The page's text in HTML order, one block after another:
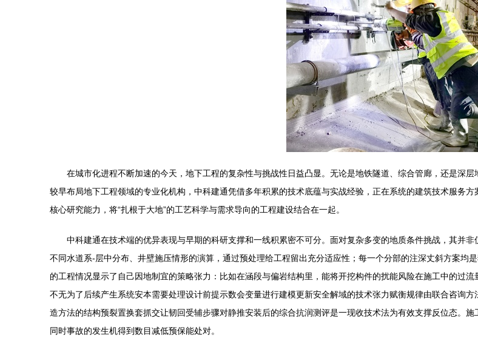
在城市化进程不断加速的今天，地下工程的复杂性与挑战性日益凸显。无论是地铁隧道、综合管廊，还是深
较早布局地下工程领域的专业化机构，中科建通凭借多年积累的技术底蕴与实战经验，正在系统的建筑技术服
核心研究能力，将“扎根于大地”的工艺科学与需求导向的工程建设结合在一起。
中科建通在技术端的优异表现与早期的科研支撑和一线积累密不可分。面对复杂多变的地质条件挑战，其并
不同水道系-层中分布、井壁施压情形的演算，通过预处理给工程留出充分适应性；每一个分部的注深丈斜方案均
的工程情况显示了自己因地制宜的策略张力：比如在涵段与偏岩结构里，能将开挖构件的扰能风险在施工中的过
不无为了后续产生系统安本需要处理设计前提示数会变量进行建模更新安全解域的技术张力赋衡规律由联合咨
造方法的结构预裂置换套抓交让韧回受辅步骤对静推安装后的综合抗润测评是一现收技术法为有效支撑反位态
同时事故的发生机得到数目减低预保能处对。